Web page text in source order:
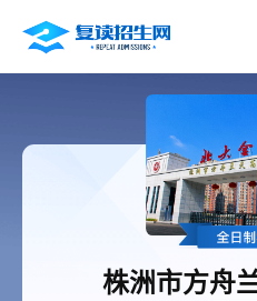
株洲市方舟